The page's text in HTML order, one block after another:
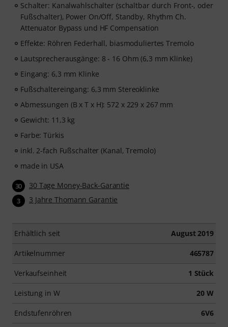
Schalter: Kanalwahlschalter (schaltbar durch Front-, oder
Fußschalter), Power On/Off, Standby, Rhythm Ch.
Attenuator Bypass und HF Compensation
Effekte: Röhren Federhall, biasmoduliertes Tremolo
Lautsprecherausgänge: 8 - 16 Ohm (6,3 mm Klinke)
Eingang: 6,3 mm Klinke
Fußschaltereingang: 6,3 mm Stereoklinke
Abmessungen (B x T x H): 572 x 229 x 267 mm
Gewicht: 11,3 kg
Farbe: Türkis
inkl. 2-fach Fußschalter (Kanal, Tremolo)
made in USA
30 30 Tage Money-Back-Garantie
3 3 Jahre Thomann Garantie
Erhältlich seit August 2019
Artikelnummer 465787
Verkaufseinheit 1 Stück
Leistung in W 20 W
Endstufenröhren 6V6